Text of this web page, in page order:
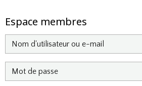
Espace membres